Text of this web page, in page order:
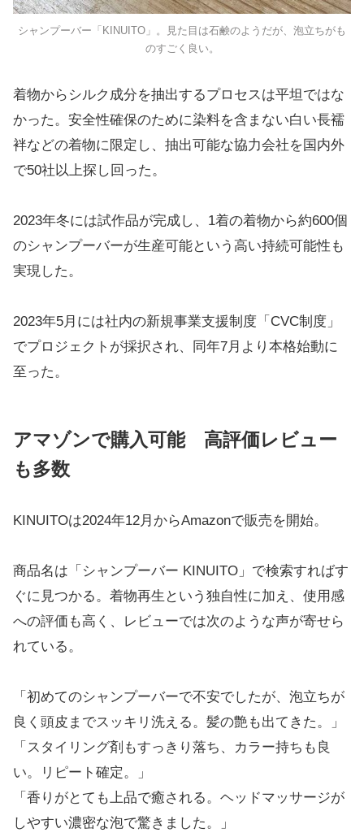
シャンプーバー「KINUITO」。見た目は石鹸のようだが、泡立ちがも
のすごく良い。
着物からシルク成分を抽出するプロセスは平坦ではな
かった。安全性確保のために染料を含まない白い長襦
袢などの着物に限定し、抽出可能な協力会社を国内外
で50社以上探し回った。
2023年冬には試作品が完成し、1着の着物から約600個
のシャンプーバーが生産可能という高い持続可能性も
実現した。
2023年5月には社内の新規事業支援制度「CVC制度」
でプロジェクトが採択され、同年7月より本格始動に
至った。
アマゾンで購入可能 高評価レビュー
も多数
KINUITOは2024年12月からAmazonで販売を開始。
商品名は「シャンプーバー KINUITO」で検索すればす
ぐに見つかる。着物再生という独自性に加え、使用感
への評価も高く、レビューでは次のような声が寄せら
れている。
「初めてのシャンプーバーで不安でしたが、泡立ちが
良く頭皮までスッキリ洗える。髪の艶も出てきた。」
「スタイリング剤もすっきり落ち、カラー持ちも良
い。リピート確定。」
「香りがとても上品で癒される。ヘッドマッサージが
しやすい濃密な泡で驚きました。」